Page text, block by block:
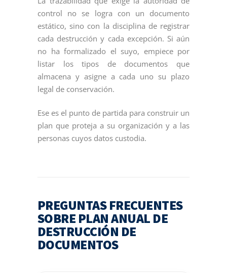
control no se logra con un documento
estático, sino con la disciplina de registrar
cada destrucción y cada excepción. Si aún
no ha formalizado el suyo, empiece por
listar los tipos de documentos que
almacena y asigne a cada uno su plazo
legal de conservación.
Ese es el punto de partida para construir un
plan que proteja a su organización y a las
personas cuyos datos custodia.
PREGUNTAS FRECUENTES
SOBRE PLAN ANUAL DE
DESTRUCCIÓN DE
DOCUMENTOS